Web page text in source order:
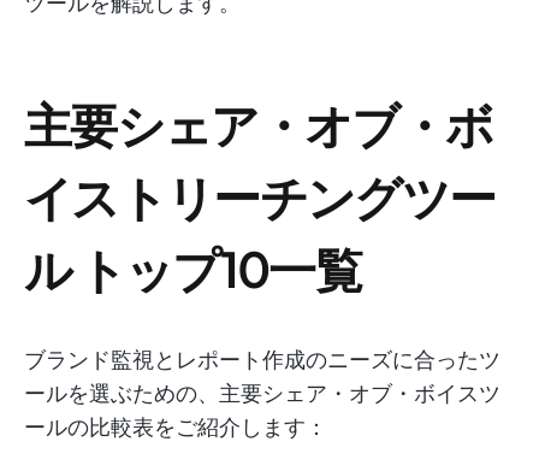
主要シェア・オブ・ボ
イストリーチングツー
ル トップ10一覧
ブランド監視とレポート作成のニーズに合ったツ
ールを選ぶための、主要シェア・オブ・ボイスツ
ールの比較表をご紹介します：